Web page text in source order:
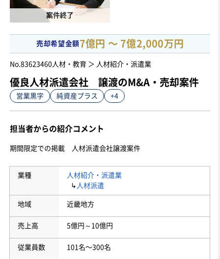
案件終了
売却希望金額7億円 〜 7億2,000万円
No.83623460 人材・教育 ＞ 人材紹介・派遣業
優良人材派遣会社 譲渡のM&A・売却案件
営業黒字 純資産プラス +4
担当者からの紹介コメント
期間限定での掲載　人材派遣会社譲渡案件
業種
人材紹介・派遣業
↳ 人材派遣
地域 近畿地方
売上高 5億円～10億円
従業員数 101名〜300名